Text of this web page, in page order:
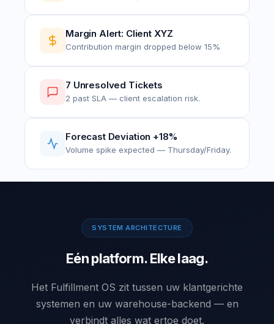
Margin Alert: Client XYZ
Contribution margin dropped below 15%
7 Unresolved Tickets
2 past SLA — client escalation risk.
Forecast Deviation +18%
Volume spike expected — Thursday/Friday.
SYSTEM ARCHITECTURE
Eén platform. Elke laag.
Het Fulfillment OS zit tussen uw klantgerichte
systemen en uw warehouse-backend — en
verbindt alles wat ertoe doet.